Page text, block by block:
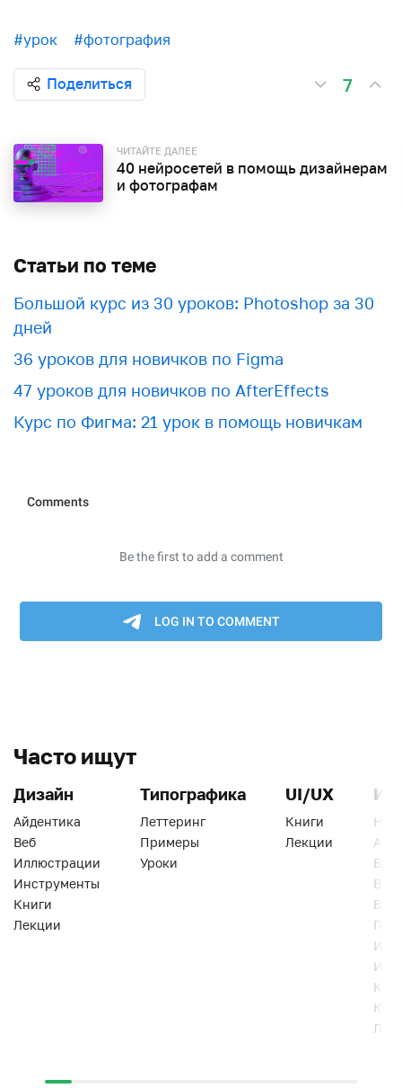
#урок #фотография
Поделиться 7
ЧИТАЙТЕ ДАЛЕЕ
40 нейросетей в помощь дизайнерам
и фотографам
Статьи по теме
Большой курс из 30 уроков: Photoshop за 30
дней
36 уроков для новичков по Figma
47 уроков для новичков по AfterEffects
Курс по Фигма: 21 урок в помощь новичкам
Часто ищут
Дизайн
Айдентика
Веб
Иллюстрации
Инструменты
Книги
Лекции
Типографика
Леттеринг
Примеры
Уроки
UI/UX
Книги
Лекции
Веб